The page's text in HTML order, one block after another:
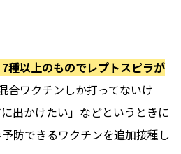
種以上のものでレプトスピラが
合ワクチンしか打ってないけ
出かけたい」などというときに
防できるワクチンを追加接種し